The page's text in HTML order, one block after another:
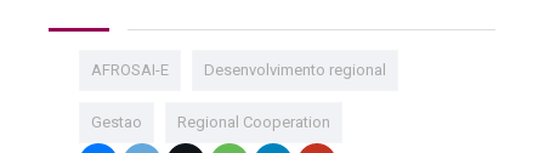
AFROSAI-E Desenvolvimento regional
Gestao Regional Cooperation